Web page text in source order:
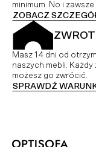
minimum. No i
ZOBACZ
Masz 14 dni od
naszych mebli.
możesz go zwrócić.
SPRAWDŹ